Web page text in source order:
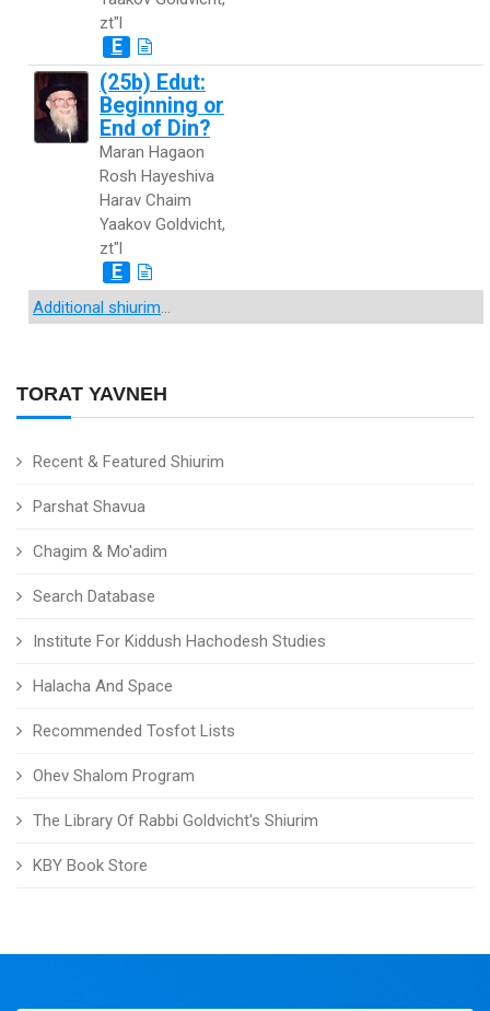
TORAT YAVNEH
Recent & Featured Shiurim
Parshat Shavua
Chagim & Mo'adim
Search Database
Institute For Kiddush Hachodesh Studies
Halacha And Space
Recommended Tosfot Lists
Ohev Shalom Program
The Library Of Rabbi Goldvicht's Shiurim
KBY Book Store
zt"l
E
(25b) Edut:
Beginning or
End of Din?
Maran Hagaon
Rosh Hayeshiva
Harav Chaim
Yaakov Goldvicht,
zt"l
E
Additional shiurim...